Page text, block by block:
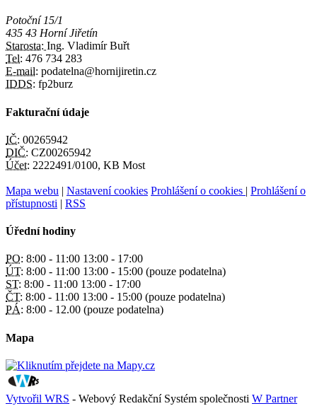
Potoční 15/1
435 43 Horní Jiřetín
Starosta: Ing. Vladimír Buřt
Tel: 476 734 283
E-mail: podatelna@hornijiretin.cz
IDDS: fp2burz
Fakturační údaje
IČ: 00265942
DIČ: CZ00265942
Účet: 2222491/0100, KB Most
Mapa webu | Nastavení cookies Prohlášení o cookies | Prohlášení o
přístupnosti | RSS
Úřední hodiny
PO: 8:00 - 11:00 13:00 - 17:00
ÚT: 8:00 - 11:00 13:00 - 15:00 (pouze podatelna)
ST: 8:00 - 11:00 13:00 - 17:00
ČT: 8:00 - 11:00 13:00 - 15:00 (pouze podatelna)
PÁ: 8:00 - 12.00 (pouze podatelna)
Mapa
Vytvořil WRS - Webový Redakční Systém společnosti W Partner